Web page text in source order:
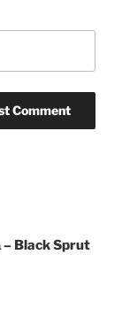
– Black Sprut